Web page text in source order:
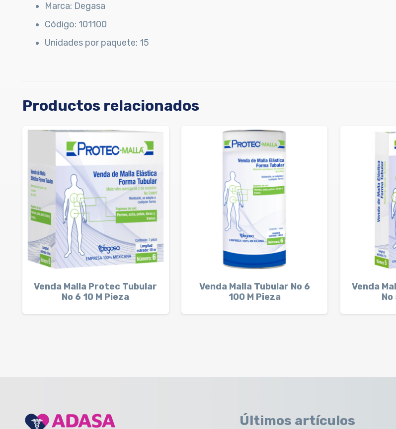
Marca: Degasa
Código: 101100
Unidades por paquete: 15
Productos relacionados
Venda Malla Protec Tubular
No 6 10 M Pieza
Venda Malla Tubular No 6
100 M Pieza
Venda
No
Últimos artículos